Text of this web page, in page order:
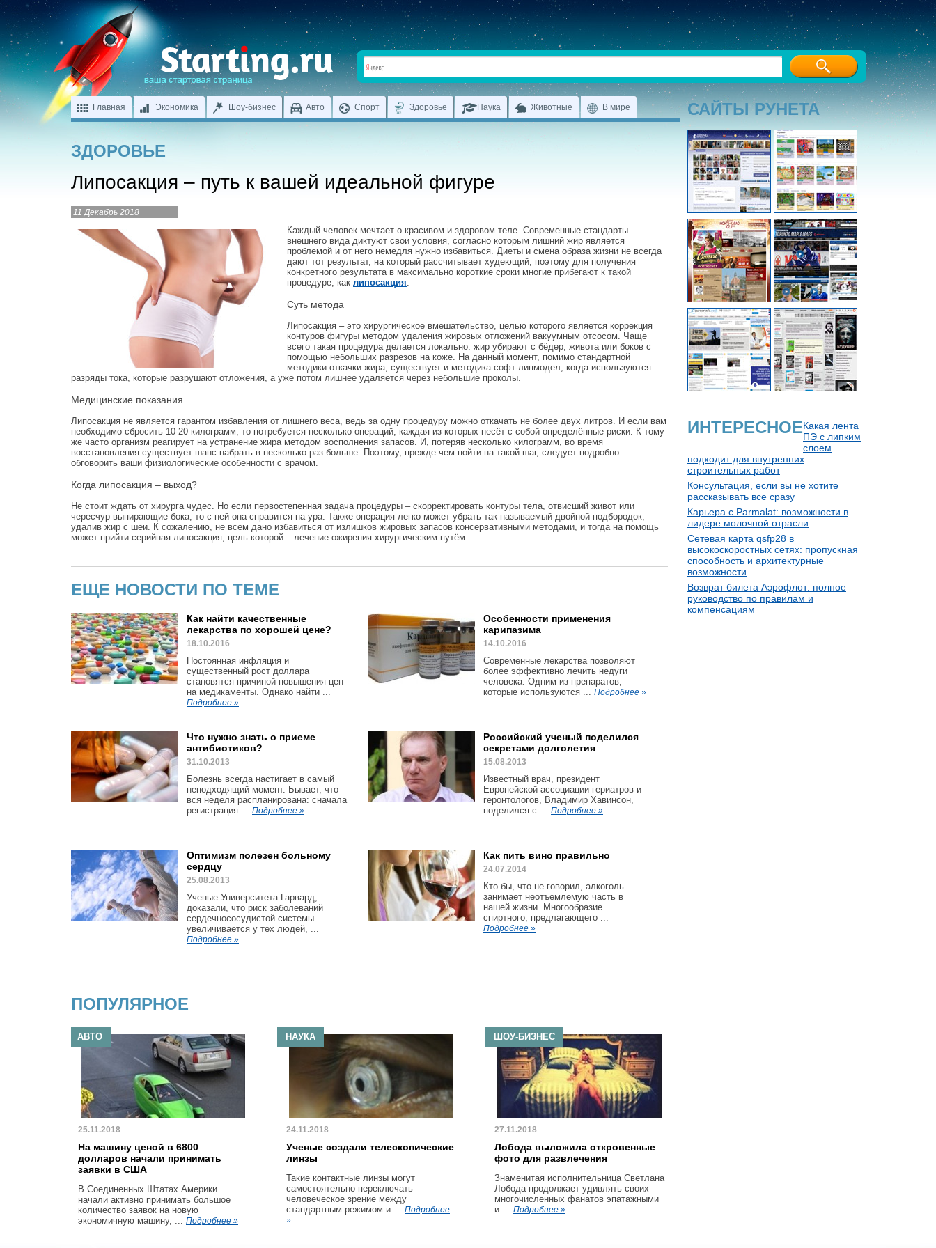
Главная Экономика Шоу-бизнес Авто Спорт Здоровье Наука Животные В мире
ЗДОРОВЬЕ
Липосакция – путь к вашей идеальной фигуре
11 Декабрь 2018
Каждый человек мечтает о красивом и здоровом теле. Современные стандарты
внешнего вида диктуют свои условия, согласно которым лишний жир является
проблемой и от него немедля нужно избавиться. Диеты и смена образа жизни не всегда
дают тот результат, на который рассчитывает худеющий, поэтому для получения
конкретного результата в максимально короткие сроки многие прибегают к такой
процедуре, как липосакция.
Суть метода
Липосакция – это хирургическое вмешательство, целью которого является коррекция
контуров фигуры методом удаления жировых отложений вакуумным отсосом. Чаще
всего такая процедура делается локально: жир убирают с бёдер, живота или боков с
помощью небольших разрезов на коже. На данный момент, помимо стандартной
методики откачки жира, существует и методика софт-липмодел, когда используются
разряды тока, которые разрушают отложения, а уже потом лишнее удаляется через небольшие проколы.
Медицинские показания
Липосакция не является гарантом избавления от лишнего веса, ведь за одну процедуру можно откачать не более двух литров. И если вам
необходимо сбросить 10-20 килограмм, то потребуется несколько операций, каждая из которых несёт с собой определённые риски. К тому
же часто организм реагирует на устранение жира методом восполнения запасов. И, потеряв несколько килограмм, во время
восстановления существует шанс набрать в несколько раз больше. Поэтому, прежде чем пойти на такой шаг, следует подробно
обговорить ваши физиологические особенности с врачом.
Когда липосакция – выход?
Не стоит ждать от хирурга чудес. Но если первостепенная задача процедуры – скорректировать контуры тела, отвисший живот или
чересчур выпирающие бока, то с ней она справится на ура. Также операция легко может убрать так называемый двойной подбородок,
удалив жир с шеи. К сожалению, не всем дано избавиться от излишков жировых запасов консервативными методами, и тогда на помощь
может прийти серийная липосакция, цель которой – лечение ожирения хирургическим путём.
ЕЩЕ НОВОСТИ ПО ТЕМЕ
Как найти качественные
лекарства по хорошей цене?
18.10.2016
Постоянная инфляция и
существенный рост доллара
становятся причиной повышения цен
на медикаменты. Однако найти ...
Подробнее »
Особенности применения
карипазима
14.10.2016
Современные лекарства позволяют
более эффективно лечить недуги
человека. Одним из препаратов,
которые используются ... Подробнее »
Что нужно знать о приеме
антибиотиков?
31.10.2013
Болезнь всегда настигает в самый
неподходящий момент. Бывает, что
вся неделя распланирована: сначала
регистрация ... Подробнее »
Российский ученый поделился
секретами долголетия
15.08.2013
Известный врач, президент
Европейской ассоциации гериатров и
геронтологов, Владимир Хавинсон,
поделился с ... Подробнее »
Оптимизм полезен больному
сердцу
25.08.2013
Ученые Университета Гарвард,
доказали, что риск заболеваний
сердечнососудистой системы
увеличивается у тех людей, ...
Подробнее »
Как пить вино правильно
24.07.2014
Кто бы, что не говорил, алкоголь
занимает неотъемлемую часть в
нашей жизни. Многообразие
спиртного, предлагающего ...
Подробнее »
ПОПУЛЯРНОЕ
АВТО
25.11.2018
На машину ценой в 6800
долларов начали принимать
заявки в США
В Соединенных Штатах Америки
начали активно принимать большое
количество заявок на новую
экономичную машину, ... Подробнее »
НАУКА
24.11.2018
Ученые создали телескопические
линзы
Такие контактные линзы могут
самостоятельно переключать
человеческое зрение между
стандартным режимом и ... Подробнее
»
ШОУ-БИЗНЕС
27.11.2018
Лобода выложила откровенные
фото для развлечения
Знаменитая исполнительница Светлана
Лобода продолжает удивлять своих
многочисленных фанатов эпатажными
и ... Подробнее »
САЙТЫ РУНЕТА
ИНТЕРЕСНОЕКакая лента
ПЭ с липким
слоем
подходит для внутренних
строительных работ
Консультация, если вы не хотите
рассказывать все сразу
Карьера с Parmalat: возможности в
лидере молочной отрасли
Сетевая карта qsfp28 в
высокоскоростных сетях: пропускная
способность и архитектурные
возможности
Возврат билета Аэрофлот: полное
руководство по правилам и
компенсациям